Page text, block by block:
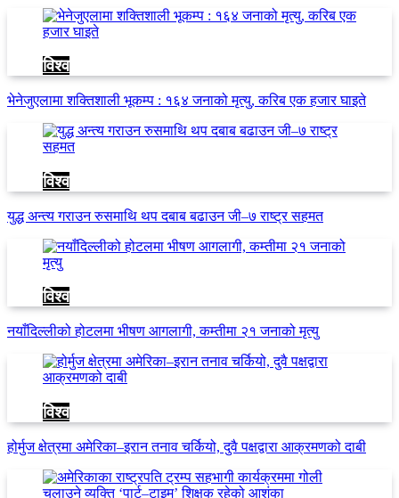
विश्व
भेनेजुएलामा शक्तिशाली भूकम्प : १६४ जनाको मृत्यु, करिब एक हजार घाइते
विश्व
युद्ध अन्त्य गराउन रुसमाथि थप दबाब बढाउन जी–७ राष्ट्र सहमत
विश्व
नयाँदिल्लीको होटलमा भीषण आगलागी, कम्तीमा २१ जनाको मृत्यु
विश्व
होर्मुज क्षेत्रमा अमेरिका–इरान तनाव चर्कियो, दुवै पक्षद्वारा आक्रमणको दाबी